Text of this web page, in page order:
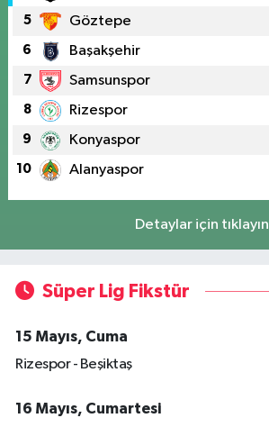
5 Göztepe
6 Başakşehir
7 Samsunspor
8 Rizespor
9 Konyaspor
10 Alanyaspor
Detaylar için tıklayın
Süper Lig Fikstür
15 Mayıs, Cuma
Rizespor - Beşiktaş
16 Mayıs, Cumartesi